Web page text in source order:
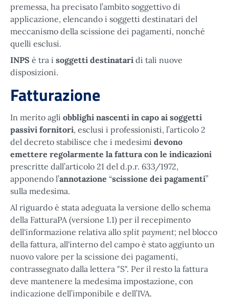
premessa, ha precisato l’ambito soggettivo di
applicazione, elencando i soggetti destinatari del
meccanismo della scissione dei pagamenti, nonché
quelli esclusi.
INPS è tra i soggetti destinatari di tali nuove
disposizioni.
Fatturazione
In merito agli obblighi nascenti in capo ai soggetti
passivi fornitori, esclusi i professionisti, l’articolo 2
del decreto stabilisce che i medesimi devono
emettere regolarmente la fattura con le indicazioni
prescritte dall’articolo 21 del d.p.r. 633/1972,
apponendo l’annotazione “scissione dei pagamenti”
sulla medesima.
Al riguardo è stata adeguata la versione dello schema
della FatturaPA (versione 1.1) per il recepimento
dell'informazione relativa allo split payment; nel blocco
della fattura, all'interno del campo è stato aggiunto un
nuovo valore per la scissione dei pagamenti,
contrassegnato dalla lettera "S". Per il resto la fattura
deve mantenere la medesima impostazione, con
indicazione dell’imponibile e dell’IVA.